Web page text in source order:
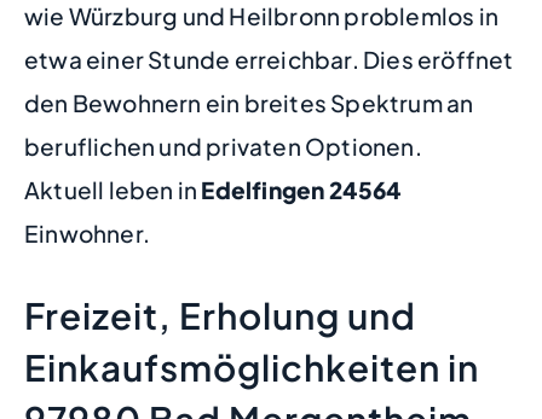
wie Würzburg und Heilbronn problemlos in
etwa einer Stunde erreichbar. Dies eröffnet
den Bewohnern ein breites Spektrum an
beruflichen und privaten Optionen.
Aktuell leben in Edelfingen24564
Einwohner.
Freizeit, Erholung und
Einkaufsmöglichkeiten in